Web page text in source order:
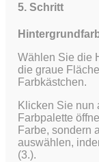
5. Schritt
Wählen Sie die
die graue
Farbkästchen.
Klicken Sie nun
Farbpalette
Farbe, sondern
auswählen,
(3.).